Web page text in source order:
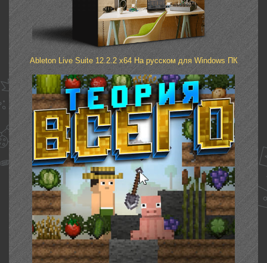
Ableton Live Suite 12.2.2 x64 На русском для Windows ПК